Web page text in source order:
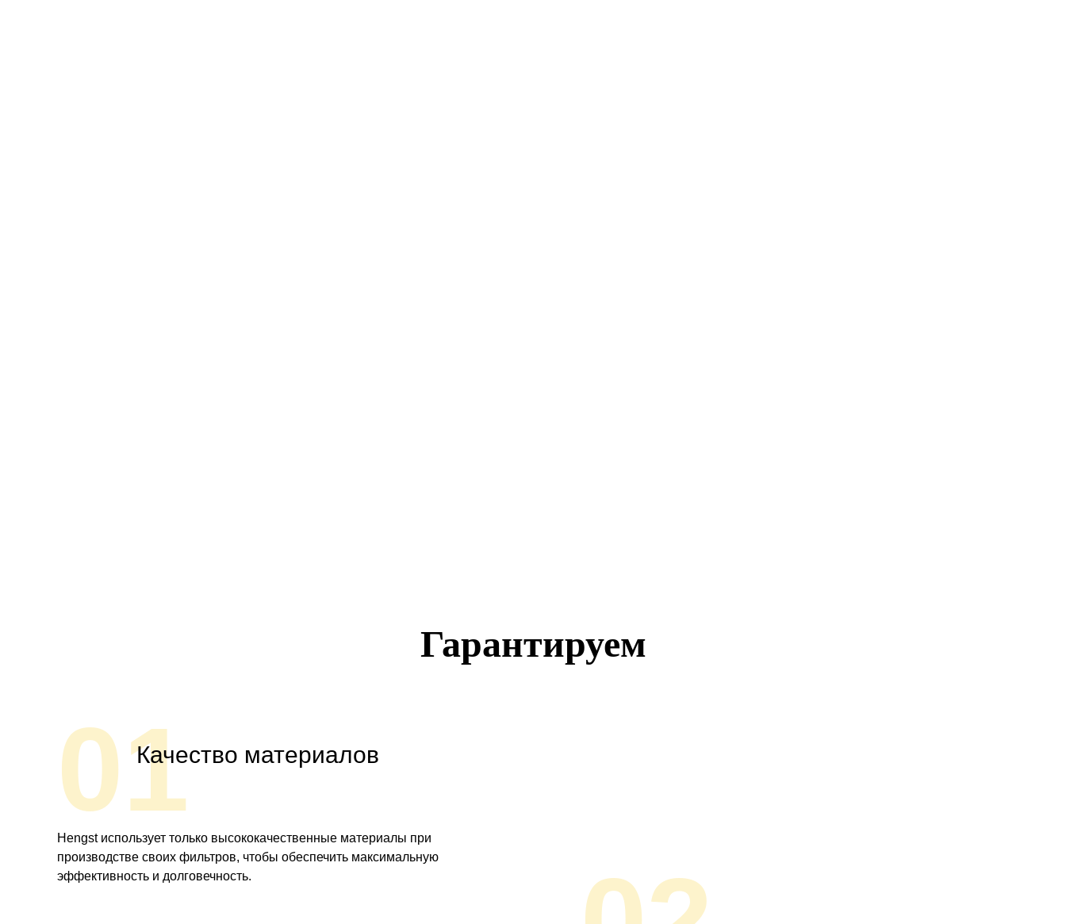
Гарантируем
01Качество материалов
Hengst использует только высококачественные материалы при
производстве своих фильтров, чтобы обеспечить максимальную
эффективность и долговечность.